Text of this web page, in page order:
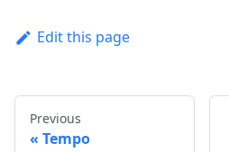
Edit this page
Previous
Tempo